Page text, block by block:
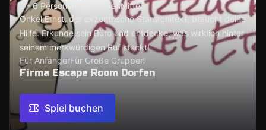
2 - 6 Personen
60 MinutenMittel
Onkel Ernst, der exzentrische Stararchitekt, braucht deine
Hilfe. Erkunde sein Büro und entdecke, was wirklich hinter
seinem merkwürdigen Ruf steckt!
Für AnfängerFür Große Gruppen
Firma Escape Room Dorfen
Spiel buchen